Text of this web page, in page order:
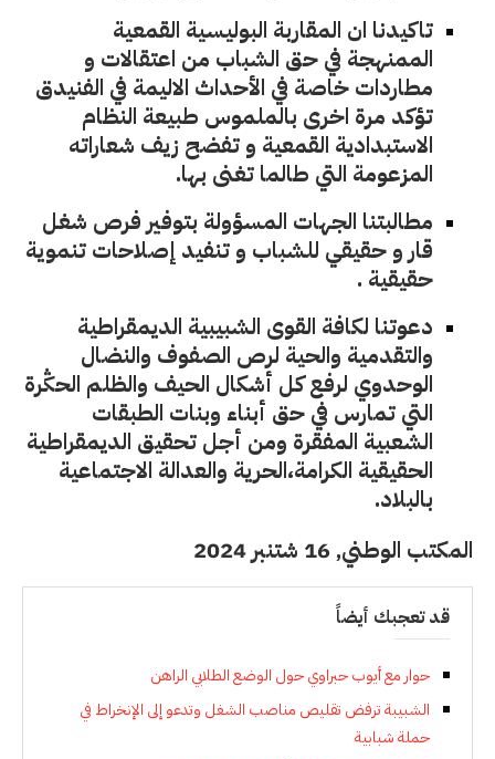
تاكيدنا ان المقاربة البوليسية القمعية
الممنهجة في حق الشباب من اعتقالات و
مطاردات خاصة في الأحداث الاليمة في الفنيدق
تؤكد مرة اخرى بالملموس طبيعة النظام
الاستبدادية القمعية و تفضح زيف شعاراته
المزعومة التي طالما تغنى بها.
مطالبتنا الجهات المسؤولة بتوفير فرص شغل
قار و حقيقي للشباب و تنفيد إصلاحات تنموية
حقيقية .
دعوتنا لكافة القوى الشبيبية الديمقراطية
والتقدمية والحية لرص الصفوف والنضال
الوحدوي لرفع كل أشكال الحيف والظلم الحݣرة
التي تمارس في حق أبناء وبنات الطبقات
الشعبية المفقرة ومن أجل تحقيق الديمقراطية
الحقيقية الكرامة،الحرية والعدالة الاجتماعية
بالبلاد.
المكتب الوطني, 16 شتنبر 2024
قد تعجبك أيضاً
حوار مع أيوب حبراوي حول الوضع الطلابي الراهن
الشبيبة ترفض تقليص مناصب الشغل وتدعو إلى الإنخراط في
حملة شبابية